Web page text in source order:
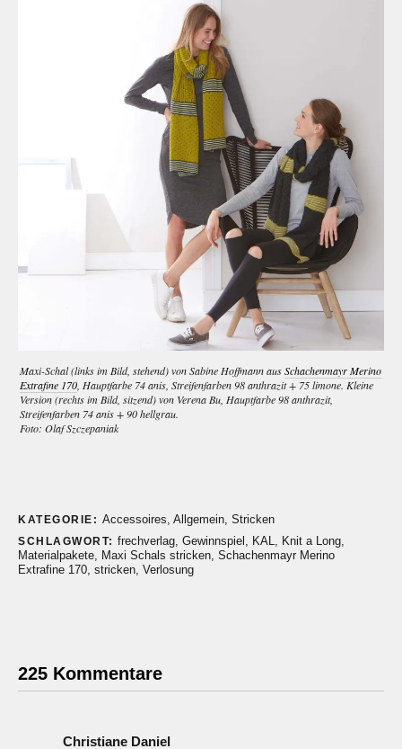
Maxi-Schal (links im Bild, stehend) von Sabine Hoffmann ausSchachenmayr Merino
Extrafine 170 , Hauptfarbe 74 anis, Streifenfarben 98 anthrazit + 75 limone. Kleine
Version (rechts im Bild, sitzend) von Verena Bu, Hauptfarbe 98 anthrazit,
Streifenfarben 74 anis + 90 hellgrau.
Foto: Olaf Szczepaniak
KATEGORIE: Accessoires, Allgemein, Stricken
SCHLAGWORT: frechverlag, Gewinnspiel , KAL, Knit a Long,
Materialpakete, Maxi Schals stricken, Schachenmayr Merino
Extrafine 170, stricken, Verlosung
225 Kommentare
Christiane Daniel